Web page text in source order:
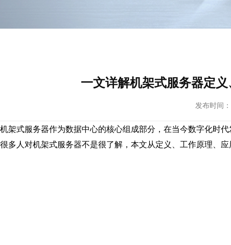
一文详解机架式服务器定
发布时间
机架式服务器作为数据中心的核心组成部分， 在当今数字化时代
很多人对机架式服务器不是很了解，本文从定义、工作原理、